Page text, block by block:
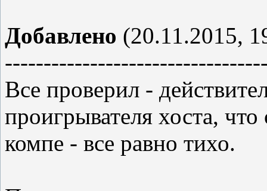
Добавлено (20.11.2015,
Все проверил -
проигрывателя хоста,
компе - все равно тихо.